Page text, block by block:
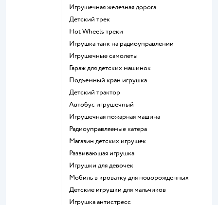
Игрушечная железная дорога
Детский трек
Hot Wheels треки
Игрушка танк на радиоуправлении
Игрушечные самолеты
Гараж для детских машинок
Подъемный кран игрушка
Детский трактор
Автобус игрушечный
Игрушечная пожарная машина
Радиоуправляемые катера
Магазин детских игрушек
Развивающая игрушка
Игрушки для девочек
Мобиль в кроватку для новорожденных
Детские игрушки для мальчиков
Игрушка антистресс